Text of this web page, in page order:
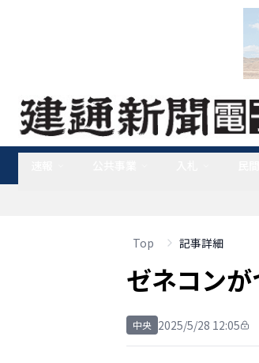
Top 記事詳細
ゼネコン
中央 2025/5/28 12:05